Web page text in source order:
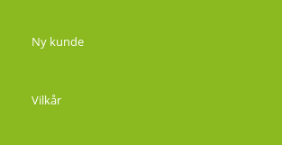
Ny kunde
Vilkår